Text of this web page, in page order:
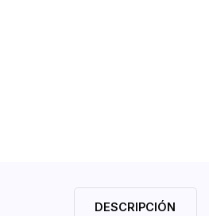
DESCRIPCIÓN